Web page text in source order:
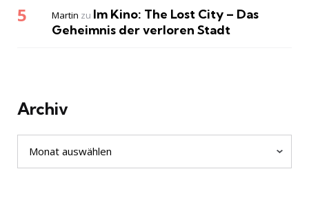
Martin zu Im Kino: The Lost City – Das
Geheimnis der verloren Stadt
Archiv
Archiv